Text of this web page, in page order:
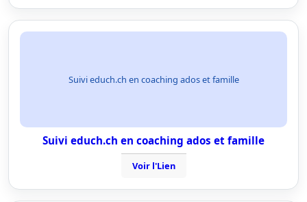
Suivi educh.ch en coaching ados et famille
Suivi educh.ch en coaching ados et famille
Voir l'Lien